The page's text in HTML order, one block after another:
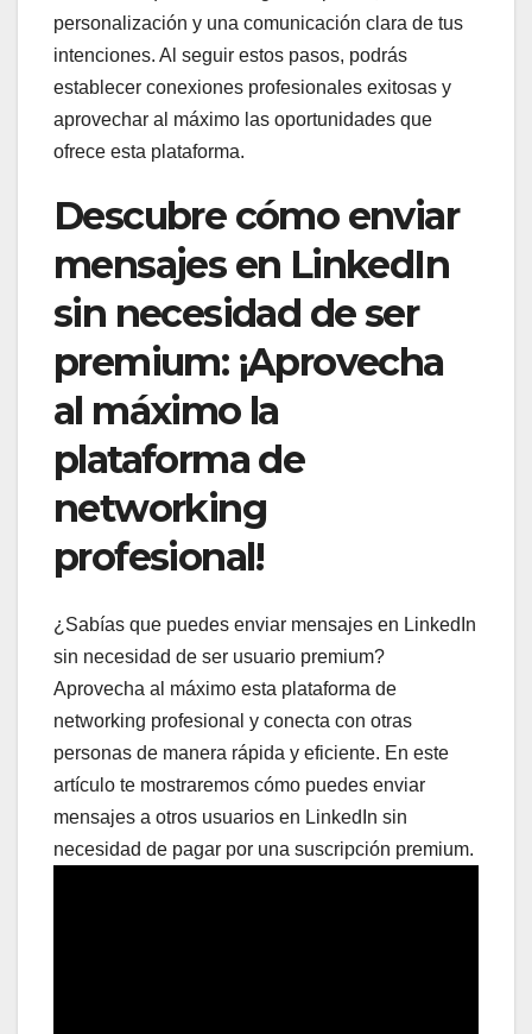
personalización y una comunicación clara de tus
intenciones. Al seguir estos pasos, podrás
establecer conexiones profesionales exitosas y
aprovechar al máximo las oportunidades que
ofrece esta plataforma.
Descubre cómo enviar
mensajes en LinkedIn
sin necesidad de ser
premium: ¡Aprovecha
al máximo la
plataforma de
networking
profesional!
¿Sabías que puedes enviar mensajes en LinkedIn
sin necesidad de ser usuario premium?
Aprovecha al máximo esta plataforma de
networking profesional y conecta con otras
personas de manera rápida y eficiente. En este
artículo te mostraremos cómo puedes enviar
mensajes a otros usuarios en LinkedIn sin
necesidad de pagar por una suscripción premium.